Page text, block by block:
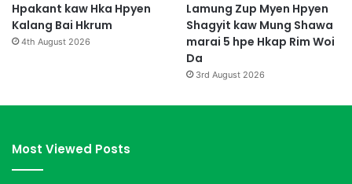
Hpakant kaw Hka Hpyen
Kalang Bai Hkrum
4th August 2026
Lamung Zup Myen Hpyen
Shagyit kaw Mung Shawa
marai 5 hpe Hkap Rim Woi
Da
3rd August 2026
Most Viewed Posts